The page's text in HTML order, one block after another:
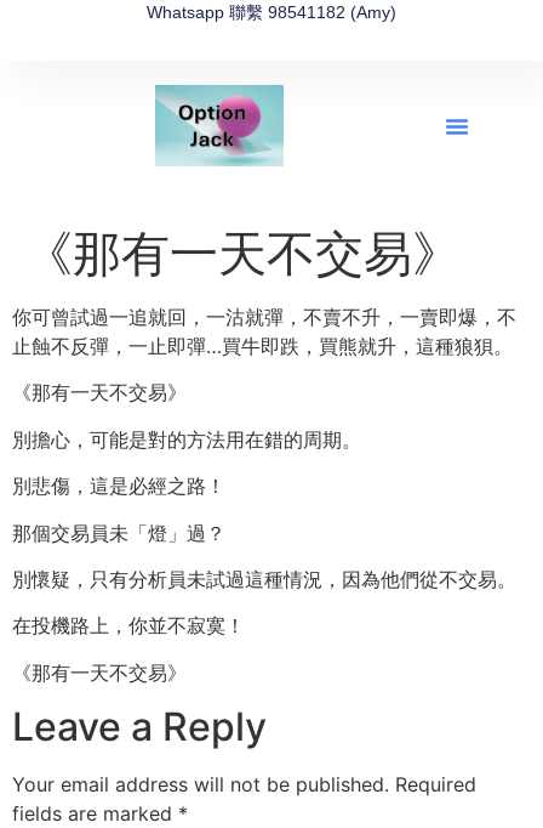
Whatsapp 聯繫 98541182 (Amy)
《那有一天不交易》
你可曾試過一追就回，一沽就彈，不賣不升，一賣即爆，不
止蝕不反彈，一止即彈…買牛即跌，買熊就升，這種狼狽。
《那有一天不交易》
別擔心，可能是對的方法用在錯的周期。
別悲傷，這是必經之路！
那個交易員未「燈」過？
別懷疑，只有分析員未試過這種情況，因為他們從不交易。
在投機路上，你並不寂寞！
《那有一天不交易》
Leave a Reply
Your email address will not be published. Required
fields are marked *